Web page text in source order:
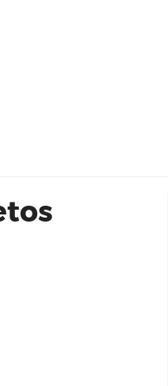
| Cyrela